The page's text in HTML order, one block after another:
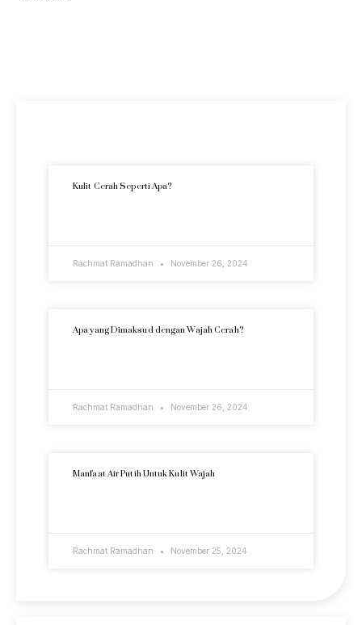
Kulit Cerah Seperti Apa?
Rachmat Ramadhan November 26, 2024
Apa yang Dimaksud dengan Wajah Cerah?
Rachmat Ramadhan November 26, 2024
Manfaat Air Putih Untuk Kulit Wajah
Rachmat Ramadhan November 25, 2024